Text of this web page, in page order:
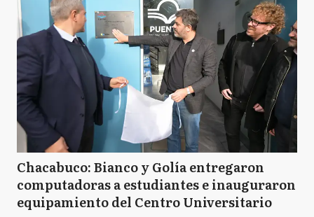
Chacabuco: Bianco y Golía entregaron
computadoras a estudiantes e inauguraron
equipamiento del Centro Universitario